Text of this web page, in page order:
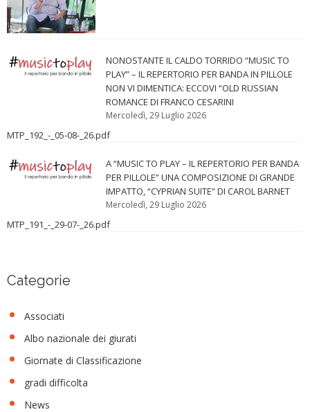
NONOSTANTE IL CALDO TORRIDO “MUSIC TO
PLAY” – IL REPERTORIO PER BANDA IN PILLOLE
NON VI DIMENTICA: ECCOVI “OLD RUSSIAN
ROMANCE DI FRANCO CESARINI
Mercoledì, 29 Luglio 2026
MTP_192_-_05-08-_26.pdf
A “MUSIC TO PLAY – IL REPERTORIO PER BANDA
PER PILLOLE” UNA COMPOSIZIONE DI GRANDE
IMPATTO, “CYPRIAN SUITE” DI CAROL BARNET
Mercoledì, 29 Luglio 2026
MTP_191_-_29-07-_26.pdf
Categorie
Associati
Albo nazionale dei giurati
Giornate di Classificazione
gradi difficolta
News